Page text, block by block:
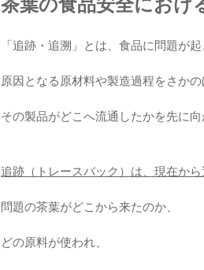
茶葉の食品安全におけ
「追跡・追溯」とは、食品に問題が起
原因となる原材料や製造過程をさかの
その製品がどこへ流通したかを先に
追跡（トレースバック）は、現在から
問題の茶葉がどこから来たのか、
どの原料が使われ、